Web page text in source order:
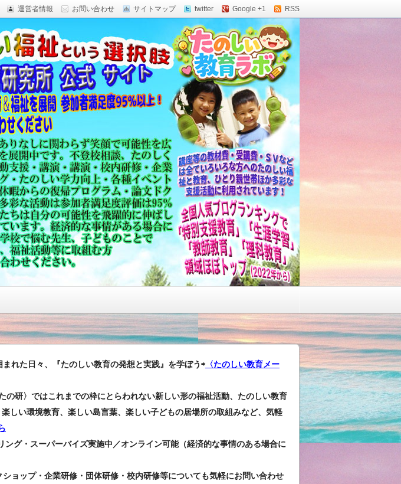
運営者情報 お問い合わせ サイトマップ twitter Google +1 RSS
動,楽しい授業がした
Delightful
,教材 ネタ,授業ネタ,学
ョブ,カリスマ教師,沖縄
い講演,楽しい講演,楽しい
,いっきゅう先生,いっきゅ
カウンセリン
ウンセリング,LEAP,学力
イディア,教育をたのし
賢さを沖縄から世界へ,設
学力向上,たのしい学力,自
まれた日々、『たのしい教育の発想と実践』を学ぼう⇨〈たのしい教育メー
たの研〉ではこれまでの枠にとらわれない新しい形の福祉活動、たのしい教育
しい環境教育、楽しい島言葉、楽しい子どもの居場所の取組みなど、気軽
ング・スーパーバイズ実施中／オンライン可能（経済的な事情のある場合に
ョップ・企業研修・団体研修・校内研修等についても気軽にお問い合わせ